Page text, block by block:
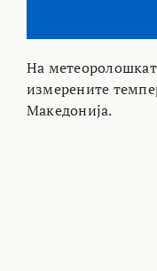
На
измерените
Македонија.